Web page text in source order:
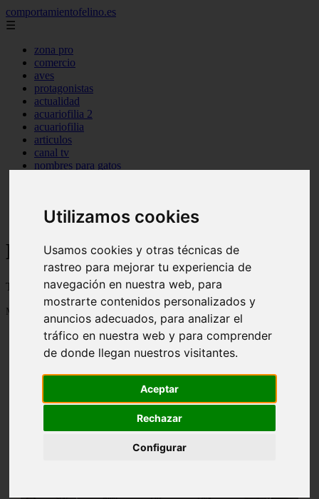
Utilizamos cookies
Usamos cookies y otras técnicas de
rastreo para mejorar tu experiencia de
navegación en nuestra web, para
mostrarte contenidos personalizados y
anuncios adecuados, para analizar el
tráfico en nuestra web y para comprender
de donde llegan nuestros visitantes.
Aceptar
Rechazar
Configurar
comportamientofelino.es
☰
zona pro
comercio
aves
protagonistas
actualidad
acuariofilia 2
acuariofilia
articulos
canal tv
nombres para gatos
zona pro
Blog sobre gatos
Todo sobre gatos, nombres de gatos y razas de gatos
Mostrando 1 - 24 de 2799 artículos